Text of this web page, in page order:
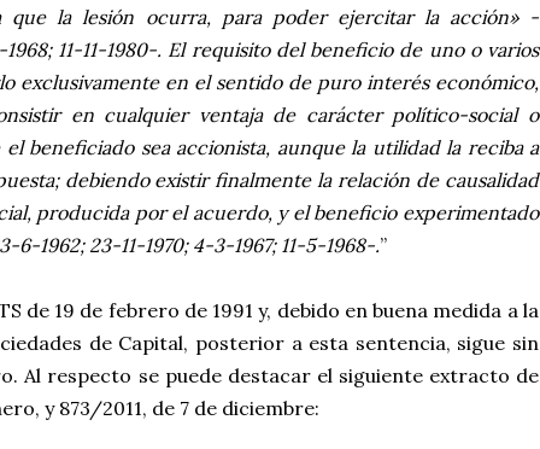
que la lesión ocurra, para poder ejercitar la acción» -
11-11-1980-. El requisito del beneficio de uno o varios
exclusivamente en el sentido de puro interés económico,
en cualquier ventaja de carácter político-social o
beneficiado sea accionista, aunque la utilidad la reciba a
debiendo existir finalmente la relación de causalidad
producida por el acuerdo, y el beneficio experimentado
1962; 23-11-1970; 4-3-1967; 11-5-1968-.”
de 19 de febrero de 1991 y, debido en buena medida a la
de Capital, posterior a esta sentencia, sigue sin
Al respecto se puede destacar el siguiente extracto de
y 873/2011, de 7 de diciembre: